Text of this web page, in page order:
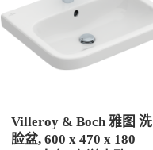
Villeroy & Boch 雅图 洗
脸盆, 600 x 470 x 180